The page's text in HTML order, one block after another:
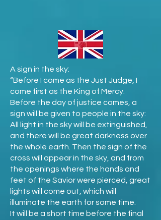
A sign in the sky:
“Before I come as the Just Judge, I
come first as the King of Mercy.
Before the day of justice comes, a
sign will be given to people in the sky:
All light in the sky will be extinguished,
and there will be great darkness over
the whole earth. Then the sign of the
cross will appear in the sky, and from
the openings where the hands and
feet of the Savior were pierced, great
lights will come out, which will
illuminate the earth for some time.
It will be a short time before the final